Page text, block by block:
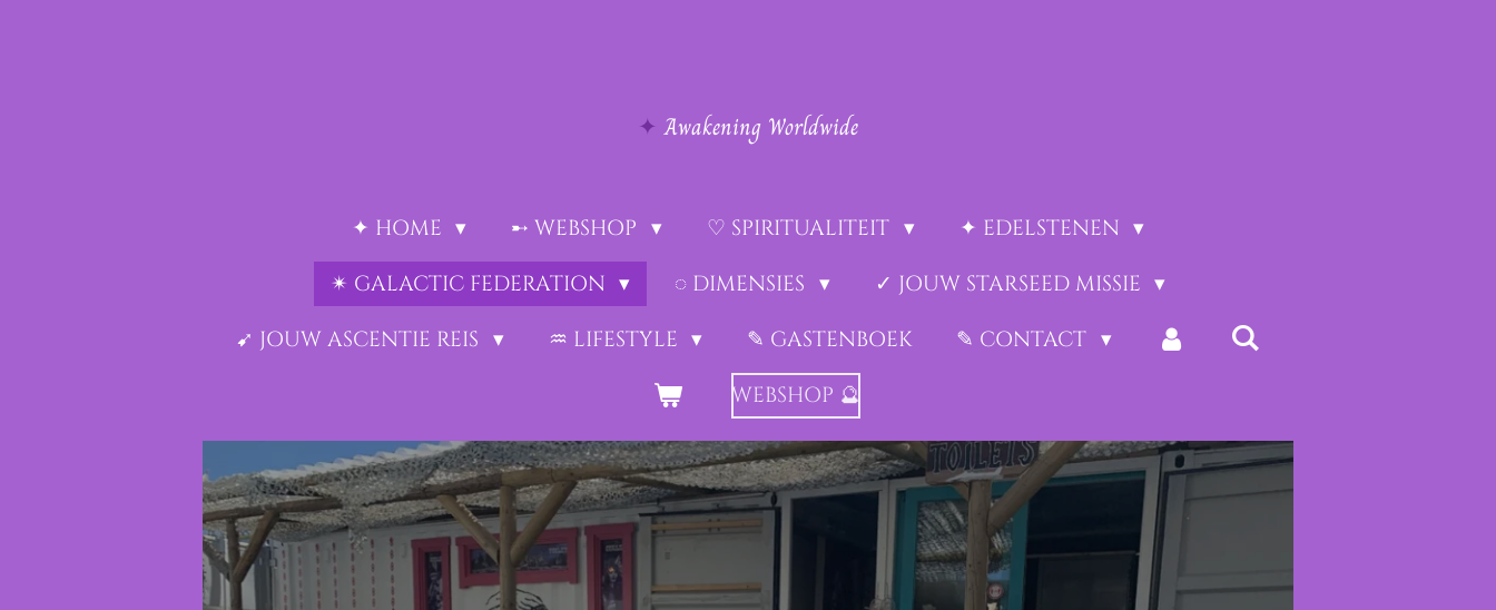
✦ Awakening Worldwide
✦ HOME ➸ WEBSHOP ♡ SPIRITUALITEIT
✦ EDELSTENEN
✴︎ GALACTIC FEDERATION
◌ DIMENSIES
✓ JOUW STARSEED MISSIE
➹ JOUW ASCENTIE REIS
♒︎ LIFESTYLE ✎ GASTENBOEK
✎ CONTACT
WEBSHOP 🔮